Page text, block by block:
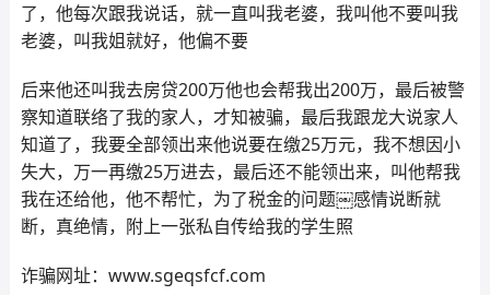
了，他每次跟我说话，就一直叫我老婆，我叫他不要叫我
老婆，叫我姐就好，他偏不要
后来他还叫我去房贷200万他也会帮我出200万，最后被警
察知道联络了我的家人，才知被骗，最后我跟龙大说家人
知道了，我要全部领出来他说要在缴25万元，我不想因小
失大，万一再缴25万进去，最后还不能领出来，叫他帮我
我在还给他，他不帮忙，为了税金的问题￼感情说断就
断，真绝情，附上一张私自传给我的学生照
诈骗网址：www.sgeqsfcf.com